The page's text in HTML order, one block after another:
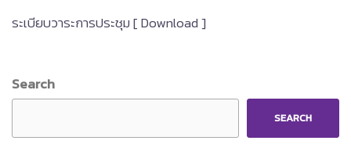
ระเบียบวาระการประชุม [ Download ]
Search
SEARCH